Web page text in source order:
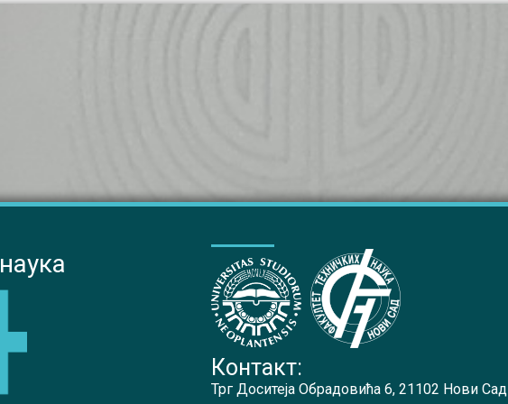
Контакт:
Трг Доситеја Обрадовића 6, 21102 Нови Сад